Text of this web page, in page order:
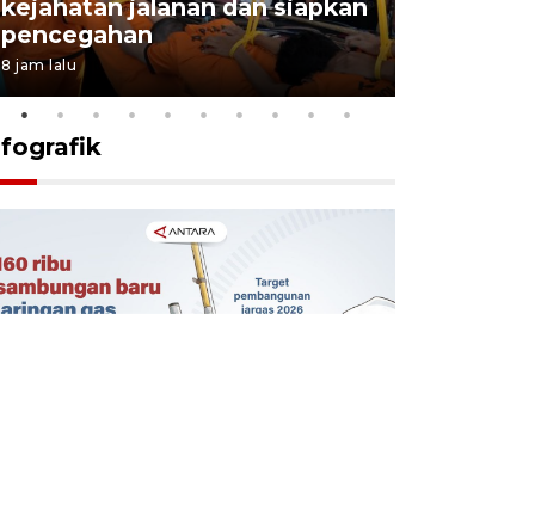
kejahatan jalanan dan siapkan
pencegahan
8 jam lalu